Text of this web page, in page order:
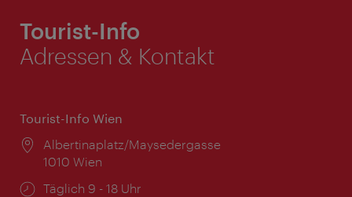
Tourist-Info
Adressen & Kontakt
Tourist-Info Wien
Ort:
Albertinaplatz/Maysedergasse
1010 Wien
Öffnungszeiten:
Täglich 9 - 18 Uhr